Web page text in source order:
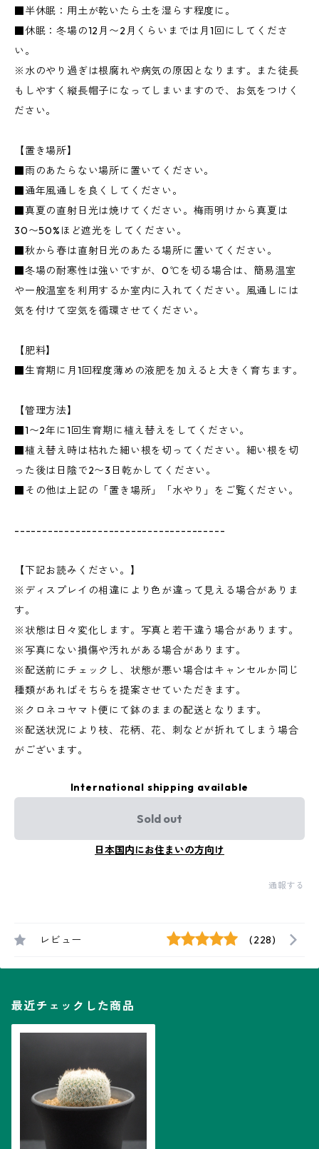
■半休眠：用土が乾いたら土を湿らす程度に。
■休眠：冬場の12月〜2月くらいまでは月1回にしてくださ
い。
※水のやり過ぎは根腐れや病気の原因となります。また徒長
もしやすく縦長帽子になってしまいますので、お気をつけく
ださい。
【置き場所】
■雨のあたらない場所に置いてください。
■通年風通しを良くしてください。
■真夏の直射日光は焼けてください。梅雨明けから真夏は
30〜50%ほど遮光をしてください。
■秋から春は直射日光のあたる場所に置いてください。
■冬場の耐寒性は強いですが、0℃を切る場合は、簡易温室
や一般温室を利用するか室内に入れてください。風通しには
気を付けて空気を循環させてください。
【肥料】
■生育期に月1回程度薄めの液肥を加えると大きく育ちます。
【管理方法】
■1〜2年に1回生育期に植え替えをしてください。
■植え替え時は枯れた細い根を切ってください。細い根を切
った後は日陰で2〜3日乾かしてください。
■その他は上記の「置き場所」「水やり」をご覧ください。
--------------------------------------
【下記お読みください。】
※ディスプレイの相違により色が違って見える場合がありま
す。
※状態は日々変化します。写真と若干違う場合があります。
※写真にない損傷や汚れがある場合があります。
※配送前にチェックし、状態が悪い場合はキャンセルか同じ
種類があればそちらを提案させていただきます。
※クロネコヤマト便にて鉢のままの配送となります。
※配送状況により枝、花柄、花、刺などが折れてしまう場合
がございます。
International shipping available
Sold out
日本国内にお住まいの方向け
通報する
レビュー (228)
最近チェックした商品